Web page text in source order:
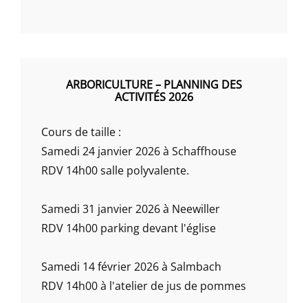
ARBORICULTURE – PLANNING DES
ACTIVITÉS 2026
Cours de taille :
Samedi 24 janvier 2026 à Schaffhouse
RDV 14h00 salle polyvalente.
Samedi 31 janvier 2026 à Neewiller
RDV 14h00 parking devant l'église
Samedi 14 février 2026 à Salmbach
RDV 14h00 à l'atelier de jus de pommes